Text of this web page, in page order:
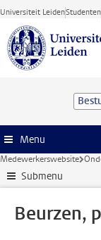
Ga direct naar de
Universiteit LeidenStudenten
Menu
Medewerkerswebsite
Submenu
Beurzen,